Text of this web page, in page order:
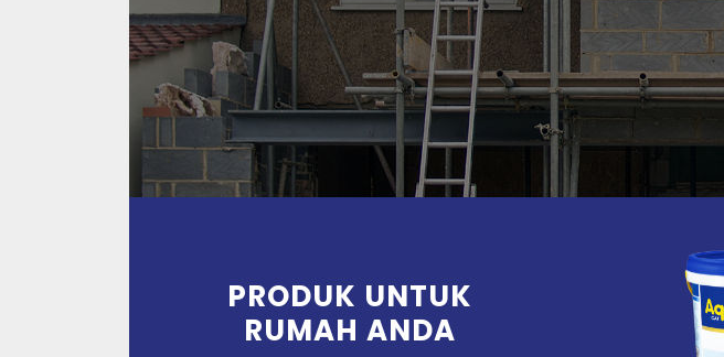
PRODUK UNTUK
RUMAH ANDA